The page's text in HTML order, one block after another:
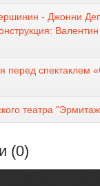
- Джонни
перед спектаклем
театра
(0)